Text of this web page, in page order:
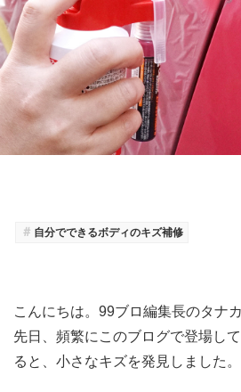
＃ 自分でできるボディのキズ補修
こんにちは。99ブロ編集長のタナカ
先日、頻繁にこのブログで登場し
ると、小さなキズを発見しました。